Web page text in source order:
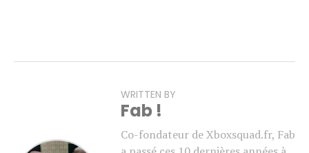
WRITTEN BY
Fab !
Co-fondateur de Xboxsquad.fr, Fab